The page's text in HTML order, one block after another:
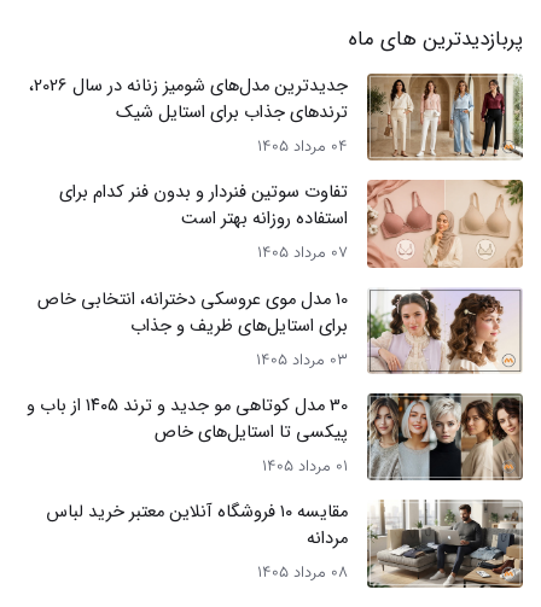
پربازدیدترین های ماه
جدیدترین مدل‌های شومیز زنانه در سال 2026،
ترندهای جذاب برای استایل شیک
04 مرداد 1405
تفاوت سوتین فنردار و بدون فنر کدام برای
استفاده روزانه بهتر است
07 مرداد 1405
10 مدل موی عروسکی دخترانه، انتخابی خاص
برای استایل‌های ظریف و جذاب
03 مرداد 1405
30 مدل کوتاهی مو جدید و ترند ۱۴۰۵ از باب و
پیکسی تا استایل‌های خاص
01 مرداد 1405
مقایسه ۱۰ فروشگاه آنلاین معتبر خرید لباس
مردانه
08 مرداد 1405